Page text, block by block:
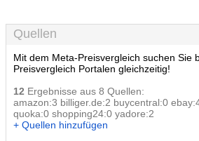
Quellen
Mit dem Meta-Preisvergleich suchen Sie
Preisvergleich Portalen gleichzeitig!
12 Ergebnisse aus 8 Quellen:
amazon:3 billiger.de:2 buycentral:0
quoka:0 shopping24:0 yadore:2
+ Quellen hinzufügen